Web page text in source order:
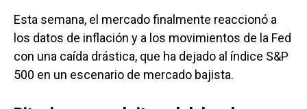
Esta semana, el mercado finalmente reaccionó a
los datos de inflación y a los movimientos de la Fed
con una caída drástica, que ha dejado al índice S&P
500 en un escenario de mercado bajista.